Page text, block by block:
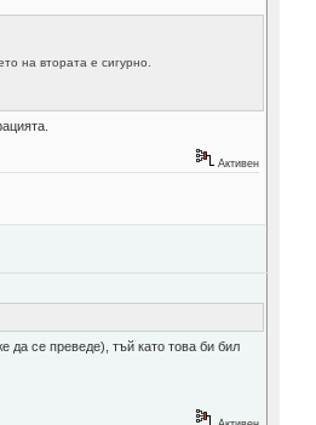
на втората е сигурно.
Активен
да се преведе), тъй като това би бил